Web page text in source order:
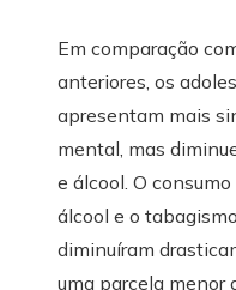
Em comparação
anteriores, os
apresentam mais
mental, mas
e álcool. O
álcool e o
diminuíram
uma parcela menor